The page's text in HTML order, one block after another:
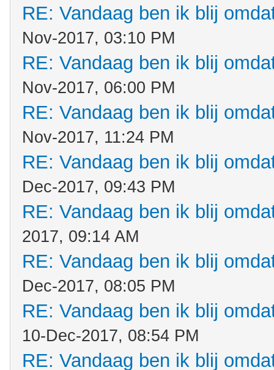
RE: Vandaag ben ik blij
Nov-2017, 03:10 PM
RE: Vandaag ben ik blij
Nov-2017, 06:00 PM
RE: Vandaag ben ik blij
Nov-2017, 11:24 PM
RE: Vandaag ben ik blij
Dec-2017, 09:43 PM
RE: Vandaag ben ik blij
2017, 09:14 AM
RE: Vandaag ben ik blij
Dec-2017, 08:05 PM
RE: Vandaag ben ik blij
10-Dec-2017, 08:54 PM
RE: Vandaag ben ik blij